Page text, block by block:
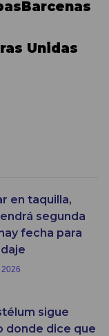
Unidas
en taquilla,
segunda
fecha para
2026
sigue
donde dice que